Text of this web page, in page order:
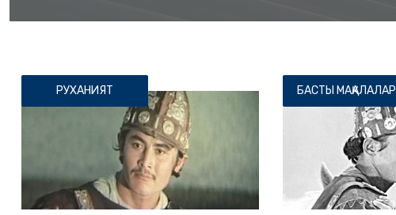
РУХАНИЯТ БАСТЫ МАҚАЛАЛАР